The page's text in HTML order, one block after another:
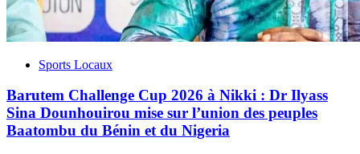
Sports Locaux
Barutem Challenge Cup 2026 à Nikki : Dr Ilyass
Sina Dounhouirou mise sur l’union des peuples
Baatombu du Bénin et du Nigeria